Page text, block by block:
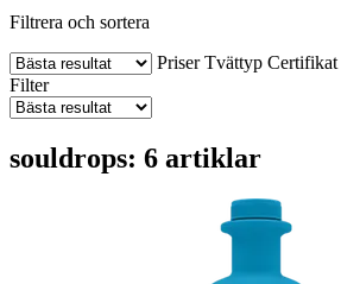
Filtrera och sortera
Priser Tvättyp Certifikat
Filter
souldrops: 6 artiklar